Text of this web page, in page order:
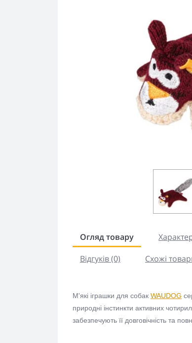
Огляд товару
Відгуків (0)
Схожі
М'які іграшки для собак WAUDOG
природні інстинкти активних
забезпечують її довговічність та